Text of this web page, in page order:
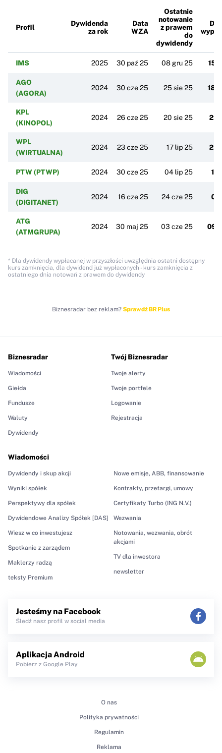
Profil
Dywidenda
za rok
Data
WZA
Ostatnie
notowanie
z prawem
do
dywidendy
IMS 2025 30 paź 25 08 gru 25 15
AGO
(AGORA)
2024 30 cze 25 25 sie 25 18
KPL
(KINOPOL)
2024 26 cze 25 20 sie 25 29
WPL
(WIRTUALNA)
2024 23 cze 25 17 lip 25 25
PTW (PTWP) 2024 30 cze 25 04 lip 25 16
DIG
(DIGITANET)
2024 16 cze 25 24 cze 25 01
ATG
(ATMGRUPA)
2024 30 maj 25 03 cze 25 09
* Dla dywidendy wypłacanej w przyszłości uwzględnia ostatni dostępny
kurs zamknięcia, dla dywidend już wypłaconych - kurs zamknięcia z
ostatniego dnia notowań z prawem do dywidendy
Biznesradar bez reklam? Sprawdź BR Plus
Biznesradar
Wiadomości
Giełda
Fundusze
Waluty
Dywidendy
Wiadomości
Dywidendy i skup akcji
Wyniki spółek
Perspektywy dla spółek
Dywidendowe Analizy Spółek [DAS]
Wiesz w co inwestujesz
Spotkanie z zarządem
Maklerzy radzą
teksty Premium
Nowe emisje, ABB, finansowanie
Kontrakty, przetargi, umowy
Certyfikaty Turbo (ING N.V.)
Wezwania
Notowania, wezwania, obrót
akcjami
TV dla inwestora
newsletter
Twój Biznesradar
Twoje alerty
Twoje portfele
Logowanie
Rejestracja
Jesteśmy na Facebook
Śledź nasz profil w social media
Aplikacja Android
Pobierz z Google Play
O nas
Polityka prywatności
Regulamin
Reklama